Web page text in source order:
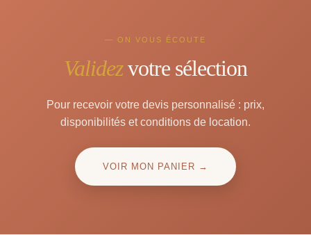
— ON VOUS ÉCOUTE
Validezvotre sélection
Pour recevoir votre devis personnalisé : prix,
disponibilités et conditions de location.
VOIR MON PANIER →